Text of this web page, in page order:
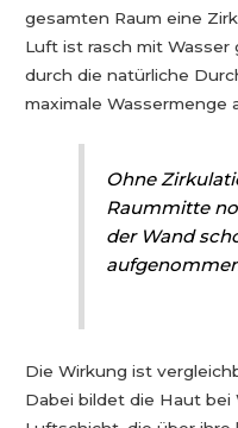
gesamten Raum eine
Luft ist rasch mit
durch die natürliche
maximale Wassermenge
Ohne
Raummitte
der Wand
Die Wirkung ist
Dabei bildet die Haut bei